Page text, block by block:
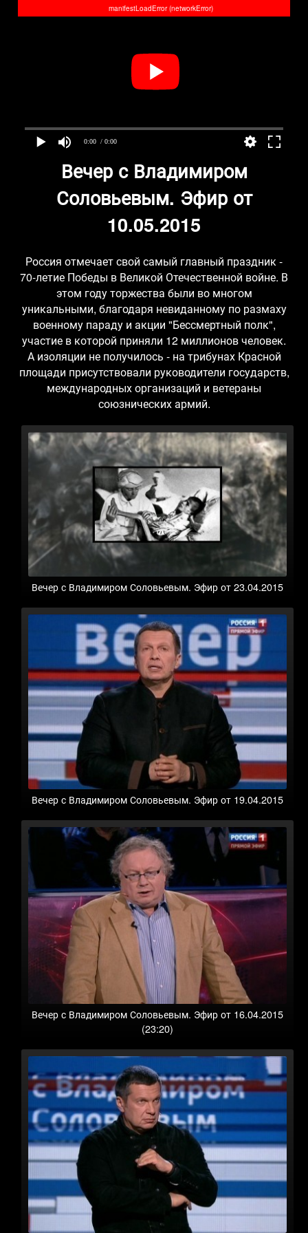
0:00 / 0:00
manifestLoadError (networkError)
Вечер с Владимиром
Соловьевым. Эфир от
10.05.2015
Россия отмечает свой самый главный праздник -
70-летие Победы в Великой Отечественной войне. В
этом году торжества были во многом
уникальными, благодаря невиданному по размаху
военному параду и акции "Бессмертный полк",
участие в которой приняли 12 миллионов человек.
А изоляции не получилось - на трибунах Красной
площади присутствовали руководители государств,
международных организаций и ветераны
союзнических армий.
Вечер с Владимиром Соловьевым. Эфир от 23.04.2015
Вечер с Владимиром Соловьевым. Эфир от 19.04.2015
Вечер с Владимиром Соловьевым. Эфир от 16.04.2015
(23:20)